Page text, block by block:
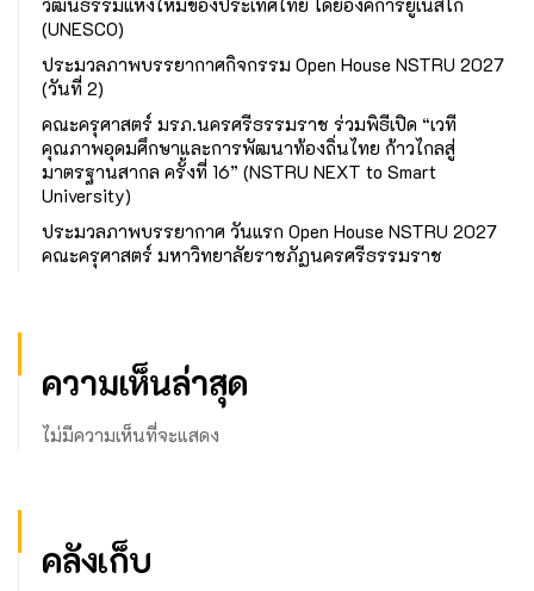
วัฒนธรรมแห่งใหม่ของประเทศไทย โดยองค์การยูเนสโก
(UNESCO)
ประมวลภาพบรรยากาศกิจกรรม Open House NSTRU 2027
(วันที่ 2)
คณะครุศาสตร์ มรภ.นครศรีธรรมราช ร่วมพิธีเปิด “เวที
คุณภาพอุดมศึกษาและการพัฒนาท้องถิ่นไทย ก้าวไกลสู่
มาตรฐานสากล ครั้งที่ 16” (NSTRU NEXT to Smart
University)
ประมวลภาพบรรยากาศ วันแรก Open House NSTRU 2027
คณะครุศาสตร์ มหาวิทยาลัยราชภัฏนครศรีธรรมราช
ความเห็นล่าสุด
ไม่มีความเห็นที่จะแสดง
คลังเก็บ